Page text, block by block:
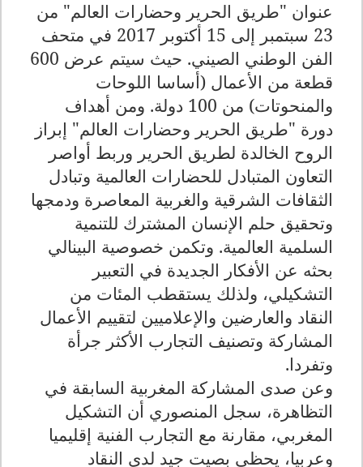
عنوان "طريق الحرير وحضارات العالم" من
23 سبتمبر إلى 15 أكتوبر 2017 في متحف
الفن الوطني الصيني. حيث سيتم عرض 600
قطعة من الأعمال (أساسا اللوحات
والمنحوتات) من 100 دولة. ومن أهداف
دورة "طريق الحرير وحضارات العالم" إبراز
الروح الخالدة لطريق الحرير وربط أواصر
التعاون المتبادل للحضارات العالمية وتبادل
الثقافات الشرقية والغربية المعاصرة ودمجها
وتحقيق حلم الإنسان المشترك للتنمية
السلمية العالمية. وتكمن خصوصية البينالي
بحثه عن الأفكار الجديدة في التعبير
التشكيلي، ولذلك يستقطب المئات من
النقاد والعارضين والإعلاميين لتقييم الأعمال
المشاركة وتصنيف التجارب الأكثر جرأة
وتفردا.
وعن صدى المشاركة المغربية السابقة في
التظاهرة، سجل المنصوري أن التشكيل
المغربي، مقارنة مع التجارب الفنية إقليميا
وعربيا، يحظى بصيت جيد لدى النقاد